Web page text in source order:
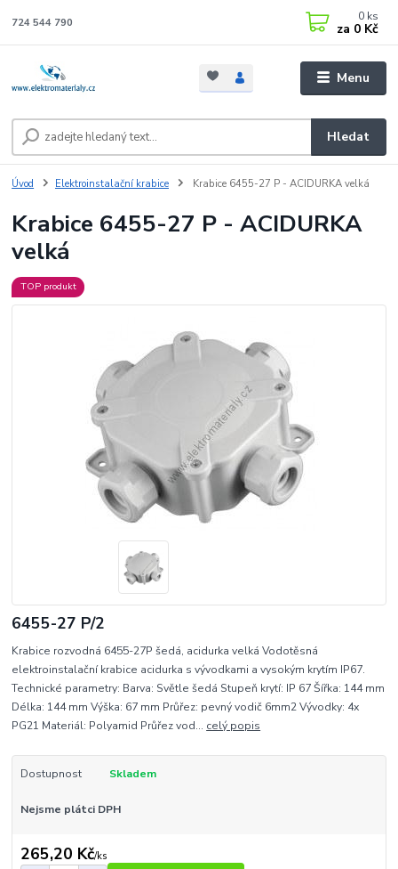
Menu
Hledat
724 544 790 0 ks
za 0 Kč
Úvod Elektroinstalační krabice Krabice 6455-27 P - ACIDURKA velká
Krabice 6455-27 P - ACIDURKA
velká
TOP produkt
6455-27 P/2
Krabice rozvodná 6455-27P šedá, acidurka velká Vodotěsná
elektroinstalační krabice acidurka s vývodkami a vysokým krytím IP67.
Technické parametry: Barva: Světle šedá Stupeň krytí: IP 67 Šířka: 144 mm
Délka: 144 mm Výška: 67 mm Průřez: pevný vodič 6mm2 Vývodky: 4x
PG21 Materiál: Polyamid Průřez vod... celý popis
Dostupnost Skladem
Nejsme plátci DPH
265,20 Kč/ks